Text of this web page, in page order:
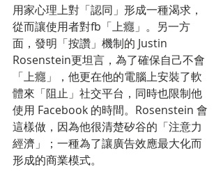
用家心理上對「認同」形成一種渴求，
從而讓使用者對fb「上癮」。另一方
面，發明「按讚」機制的 Justin
Rosenstein更坦言，為了確保自己不會
「上癮」，他更在他的電腦上安裝了軟
體來「阻止」社交平台，同時也限制他
使用 Facebook 的時間。Rosenstein 會
這樣做，因為他很清楚矽谷的「注意力
經濟」；一種為了讓廣告效應最大化而
形成的商業模式。